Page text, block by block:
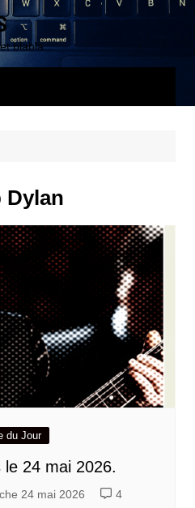
et blabla…
Dylan
du Jour
24 mai 2026.
24 mai 2026 4